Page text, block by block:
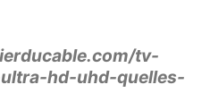
tv-
hd-uhd-quelles-